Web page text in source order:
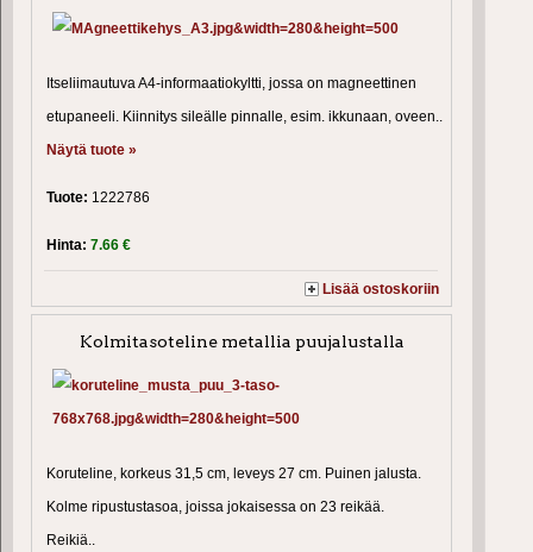
Itseliimautuva A4-informaatiokyltti, jossa on magneettinen
etupaneeli. Kiinnitys sileälle pinnalle, esim. ikkunaan, oveen..
Näytä tuote »
Tuote: 1222786
Hinta: 7.66 €
Lisää ostoskoriin
Kolmitasoteline metallia puujalustalla
Koruteline, korkeus 31,5 cm, leveys 27 cm. Puinen jalusta.
Kolme ripustustasoa, joissa jokaisessa on 23 reikää.
Reikiä..